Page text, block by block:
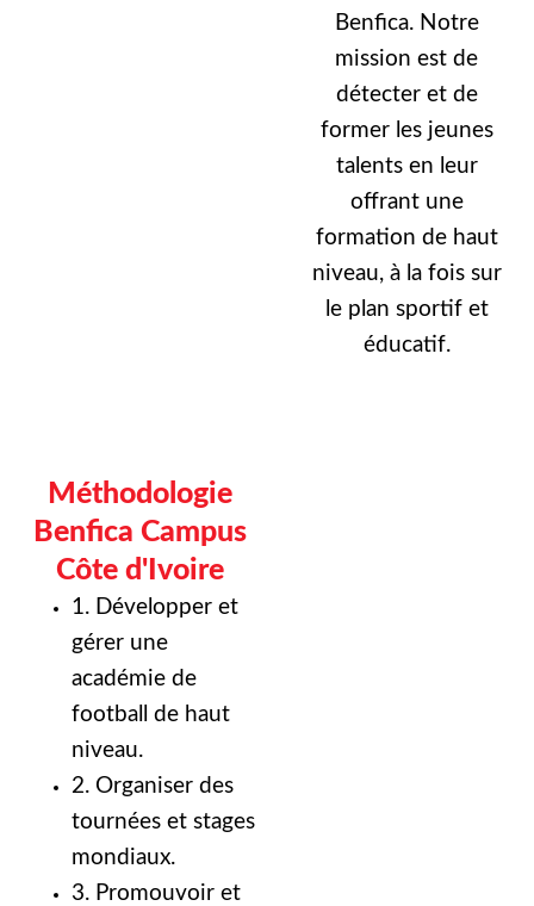
Benfica. Notre
mission est de
détecter et de
former les jeunes
talents en leur
offrant une
formation de haut
niveau, à la fois sur
le plan sportif et
éducatif.
Méthodologie
Benfica Campus
Côte d'Ivoire
1. Développer et
gérer une
académie de
football de haut
niveau.
2. Organiser des
tournées et stages
mondiaux.
3. Promouvoir et